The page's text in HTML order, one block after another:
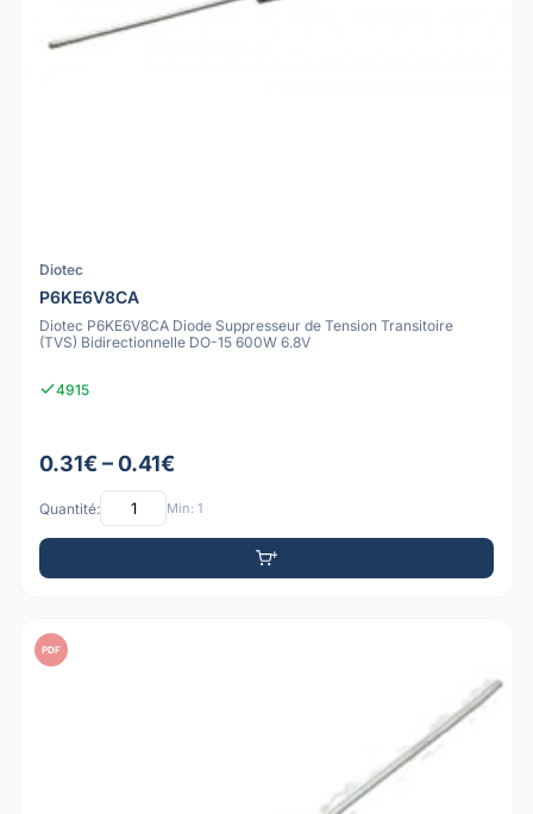
Diotec
P6KE6V8CA
Diotec P6KE6V8CA Diode Suppresseur de Tension Transitoire
(TVS) Bidirectionnelle DO-15 600W 6.8V
4915
0.31€ – 0.41€
Quantité: Min: 1
PDF